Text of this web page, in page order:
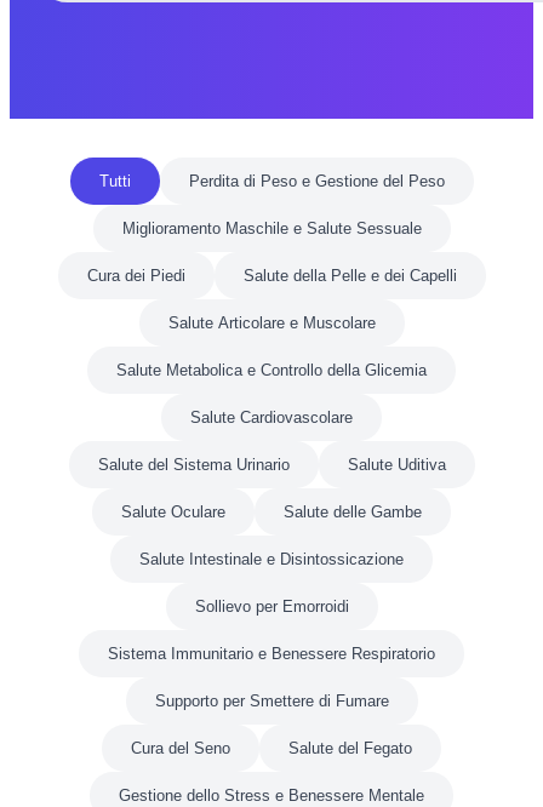
Tutti Perdita di Peso e Gestione del Peso
Miglioramento Maschile e Salute Sessuale
Cura dei Piedi Salute della Pelle e dei Capelli
Salute Articolare e Muscolare
Salute Metabolica e Controllo della Glicemia
Salute Cardiovascolare
Salute del Sistema Urinario Salute Uditiva
Salute Oculare Salute delle Gambe
Salute Intestinale e Disintossicazione
Sollievo per Emorroidi
Sistema Immunitario e Benessere Respiratorio
Supporto per Smettere di Fumare
Cura del Seno Salute del Fegato
Gestione dello Stress e Benessere Mentale